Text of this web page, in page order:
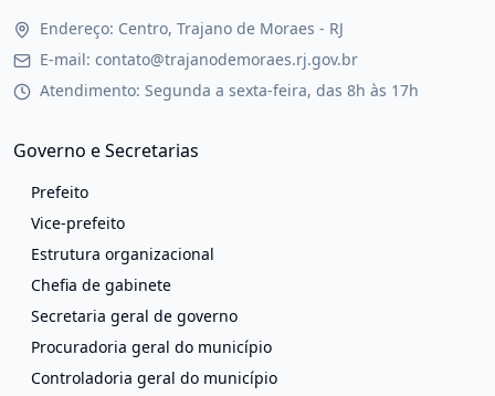
Endereço: Centro, Trajano de Moraes - RJ
E-mail: contato@trajanodemoraes.rj.gov.br
Atendimento: Segunda a sexta-feira, das 8h às 17h
Governo e Secretarias
Prefeito
Vice-prefeito
Estrutura organizacional
Chefia de gabinete
Secretaria geral de governo
Procuradoria geral do município
Controladoria geral do município